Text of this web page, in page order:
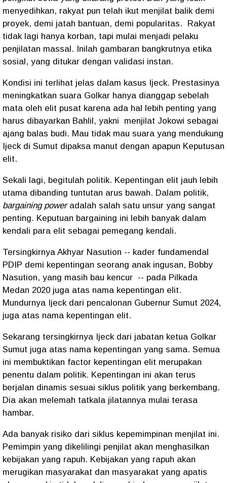
menyedihkan, rakyat pun telah ikut menjilat balik demi
proyek, demi jatah bantuan, demi popularitas.
Rakyat
tidak lagi hanya korban, tapi mulai menjadi pelaku
penjilatan massal. Inilah gambaran bangkrutnya etika
sosial, yang ditukar dengan validasi instan.
Kondisi ini terlihat jelas dalam kasus Ijeck. Prestasinya
meningkatkan suara Golkar hanya dianggap sebelah
mata oleh elit pusat karena ada hal lebih penting yang
harus dibayarkan Bahlil, yakni
menjilat Jokowi sebagai
ajang balas budi. Mau tidak mau suara yang mendukung
Ijeck di Sumut dipaksa manut dengan apapun Keputusan
elit.
Sekali lagi, begitulah politik. Kepentingan elit jauh lebih
utama dibanding tuntutan arus bawah. Dalam politik,
bargaining poweradalah salah satu unsur yang sangat
penting. Keputuan bargaining ini lebih banyak dalam
kendali para elit sebagai pemegang kendali.
Tersingkirnya Akhyar Nasution -- kader fundamendal
PDIP demi kepentingan seorang anak ingusan, Bobby
Nasution, yang masih bau kencur -- pada Pilkada
Medan 2020 juga atas nama kepentingan elit.
Mundurnya Ijeck dari pencalonan Gubernur Sumut 2024,
juga atas nama kepentingan elit.
Sekarang tersingkirnya Ijeck dari jabatan ketua Golkar
Sumut juga atas nama kepentingan yang sama. Semua
ini membuktikan factor kepentingan elit merupakan
penentu dalam politik. Kepentingan ini akan terus
berjalan dinamis sesuai siklus politik yang berkembang.
Dia akan melemah tatkala jilatannya mulai terasa
hambar.
Ada banyak risiko dari siklus kepemimpinan menjilat ini.
Pemimpin yang dikelilingi penjilat akan menghasilkan
kebijakan yang rapuh. Kebijakan yang rapuh akan
merugikan masyarakat dan masyarakat yang apatis